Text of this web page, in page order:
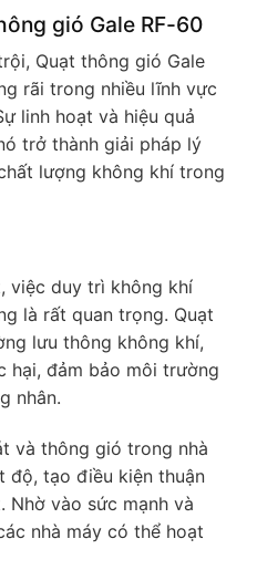
gió Gale RF-60
Quạt thông gió Gale
rãi trong nhiều lĩnh vực
linh hoạt và hiệu quả
trở thành giải pháp lý
lượng không khí trong
việc duy trì không khí
là rất quan trọng. Quạt
lưu thông không khí,
hại, đảm bảo môi trường
nhân.
và thông gió trong nhà
độ, tạo điều kiện thuận
Nhờ vào sức mạnh và
nhà máy có thể hoạt